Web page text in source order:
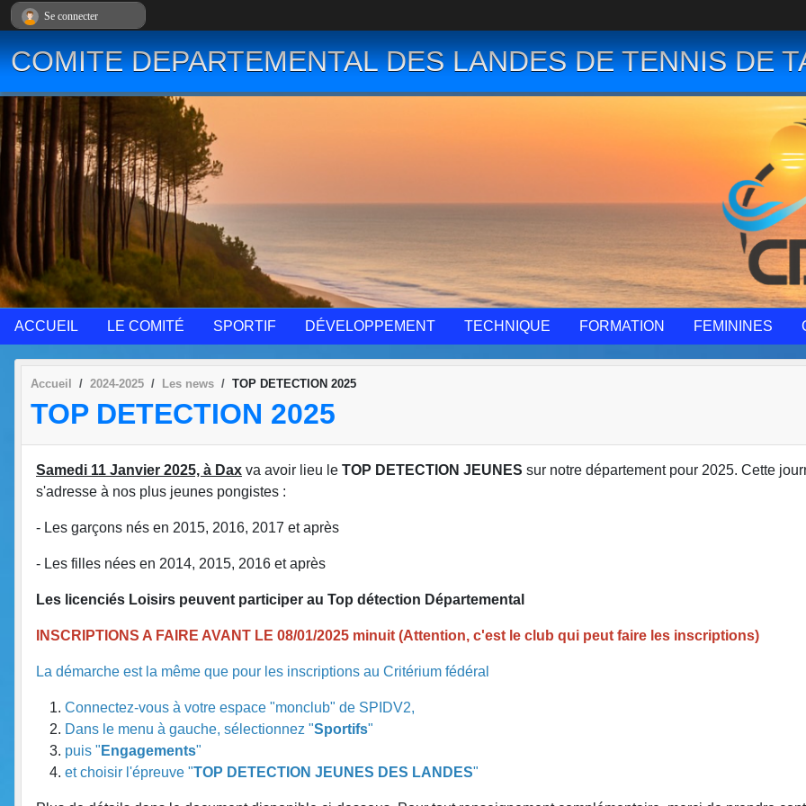
COMITE DEPARTEMENTAL DES LANDES DE TENNIS DE
ACCUEIL LE COMITÉ SPORTIF DÉVELOPPEMENT TECHNIQUE FORMATION FEMININES
Accueil 2024-2025 Les news TOP DETECTION 2025
TOP DETECTION 2025
Samedi 11 Janvier 2025, à Dax va avoir lieu le TOP DETECTION JEUNES sur notre département pour 2025. Cette
s'adresse à nos plus jeunes pongistes :
- Les garçons nés en 2015, 2016, 2017 et après
- Les filles nées en 2014, 2015, 2016 et après
Les licenciés Loisirs peuvent participer au Top détection Départemental
INSCRIPTIONS A FAIRE AVANT LE 08/01/2025 minuit (Attention, c'est le club qui peut faire les inscriptions)
La démarche est la même que pour les inscriptions au Critérium fédéral
Connectez-vous à votre espace "monclub" de SPIDV2,
Dans le menu à gauche, sélectionnez "Sportifs"
puis " Engagements"
et choisir l'épreuve "TOP DETECTION JEUNES DES LANDES"
Se connecter
Panneau de gestion des cookies